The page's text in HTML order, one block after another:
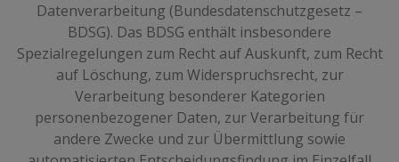
Datenverarbeitung (Bundesdatenschutzgesetz –
BDSG). Das BDSG enthält insbesondere
Spezialregelungen zum Recht auf Auskunft, zum Recht
auf Löschung, zum Widerspruchsrecht, zur
Verarbeitung besonderer Kategorien
personenbezogener Daten, zur Verarbeitung für
andere Zwecke und zur Übermittlung sowie